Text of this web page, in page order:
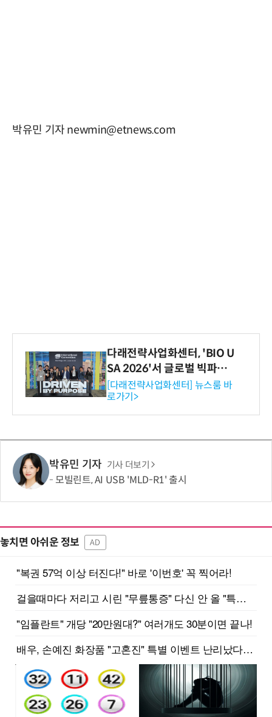
박유민 기자 newmin@etnews.com
다래전략사업화센터, 'BIO U
SA 2026'서 글로벌 빅파마
와의 비즈니스 미팅 지원…K
-바이오 해외 진출 교두보 확
보
[다래전략사업화센터] 뉴스룸 바
로가기>
박유민 기자 기사 더보기
모빌린트, AI USB 'MLD-R1' 출시
놓치면 아쉬운 정보 AD